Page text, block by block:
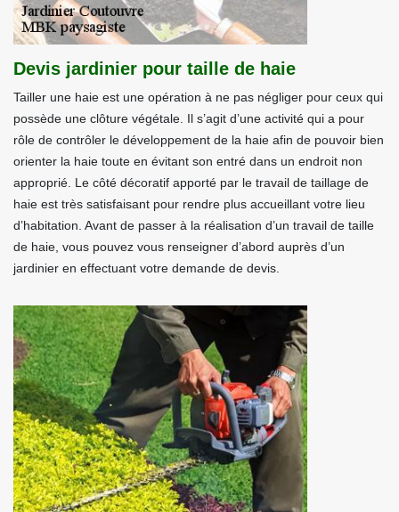
Devis jardinier pour taille de haie
Tailler une haie est une opération à ne pas négliger pour ceux qui
possède une clôture végétale. Il s’agit d’une activité qui a pour
rôle de contrôler le développement de la haie afin de pouvoir bien
orienter la haie toute en évitant son entré dans un endroit non
approprié. Le côté décoratif apporté par le travail de taillage de
haie est très satisfaisant pour rendre plus accueillant votre lieu
d’habitation. Avant de passer à la réalisation d’un travail de taille
de haie, vous pouvez vous renseigner d’abord auprès d’un
jardinier en effectuant votre demande de devis.